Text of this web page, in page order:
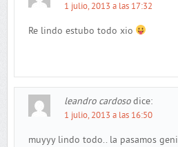
1 julio, 2013 a las 17:32
Re lindo estubo todo xio
leandro cardoso dice:
1 julio, 2013 a las 16:50
muyyy lindo todo.. la pasamos